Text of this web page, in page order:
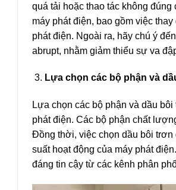
quá tải hoặc thao tác không
máy phát điện, bao gồm việc
phát điện. Ngoài ra, hãy chú ý
abrupt, nhằm giảm thiểu sự va
Lựa chọn các bộ phận và
Lựa chọn các bộ phận và dầu
phát điện. Các bộ phận chất
Đồng thời, việc chọn dầu bôi trơn
suất hoạt động của máy phát
đáng tin cậy từ các kênh phân